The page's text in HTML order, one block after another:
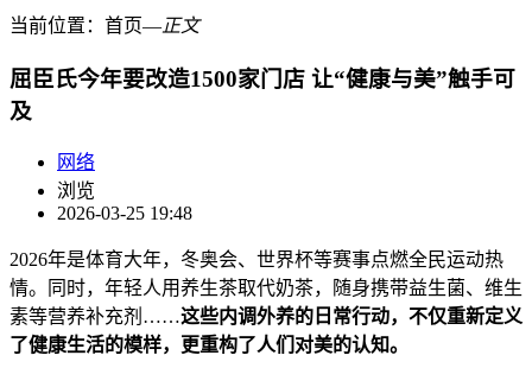
当前位置： 首页―正文
屈臣氏今年要改造1500家门店 让“健康与美”触手可
及
网络
浏览
2026-03-25 19:48
2026年是体育大年，冬奥会、世界杯等赛事点燃全民运动热
情。同时，年轻人用养生茶取代奶茶，随身携带益生菌、维生
素等营养补充剂……这些内调外养的日常行动，不仅重新定义
了健康生活的模样，更重构了人们对美的认知。